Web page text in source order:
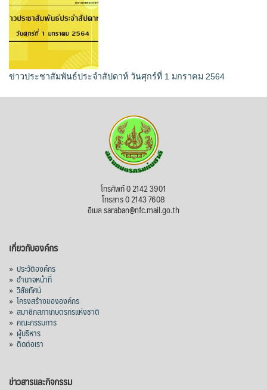
ข่าวประชาสัมพันธ์ประจำสัปดาห์ วันศุกร์ที่ 1 มกราคม 2564
โทรศัพท์ 0 2142 3901
โทรสาร 0 2143 7608
อีเมล saraban@nfc.mail.go.th
เกี่ยวกับองค์กร
» ประวัติองค์กร
» อำนาจหน้าที่
» วิสัยทัศน์
» โครงสร้างขององค์กร
» สมาชิกสภาเกษตรกรแห่งชาติ
» คณะกรรมการ
» ผู้บริหาร
» ติดต่อเรา
ข่าวสารและกิจกรรม